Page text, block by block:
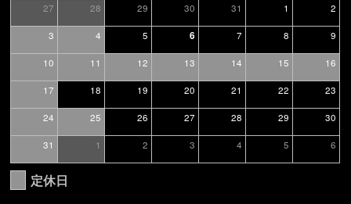
27
28 29 30 31 1 2
3 4 5 6 7 8 9
10 11 12 13 14 15 16
17 18 19 20 21 22 23
24 25 26 27 28 29 30
31 1 2 3 4 5 6
定休日